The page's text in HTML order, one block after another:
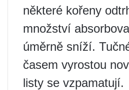
některé kořeny
množství
úměrně sníží.
časem vyrostou
listy se vzpamatují.